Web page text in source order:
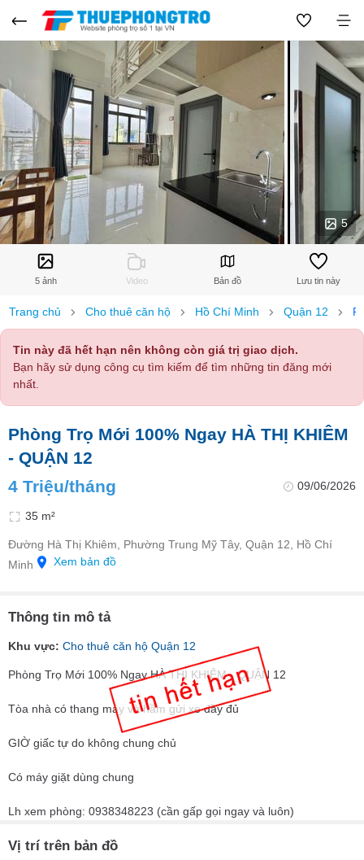
5
5 ảnh Video Bản đồ Lưu tin này
Trang chủ Cho thuê căn hộ Hồ Chí Minh Quận 12
Tin này đã hết hạn nên không còn giá trị giao dịch.
Bạn hãy sử dụng công cụ tìm kiếm để tìm những tin đăng mới
nhất.
Phòng Trọ Mới 100% Ngay HÀ THỊ KHIÊM
- QUẬN 12
4 Triệu/tháng
09/06/2026
35 m²
Đường Hà Thị Khiêm, Phường Trung Mỹ Tây, Quận 12, Hồ Chí
Minh
Xem bản đồ
Thông tin mô tả
Khu vực: Cho thuê căn hộ Quận 12
Phòng Trọ Mới 100% Ngay HÀ THỊ KHIÊM - QUẬN 12
Tòa nhà có thang máy và hầm gửi xe đầy đủ
GIỜ giấc tự do không chung chủ
Có máy giặt dùng chung
Lh xem phòng: 0938348223 (cần gấp gọi ngay và luôn)
Vị trí trên bản đồ